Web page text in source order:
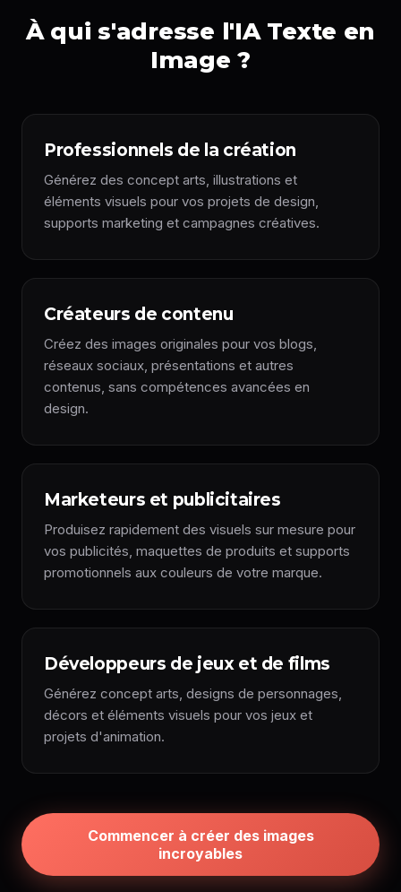
À qui s'adresse l'IA Texte en
Image ?
Professionnels de la création
Générez des concept arts, illustrations et
éléments visuels pour vos projets de design,
supports marketing et campagnes créatives.
Créateurs de contenu
Créez des images originales pour vos blogs,
réseaux sociaux, présentations et autres
contenus, sans compétences avancées en
design.
Marketeurs et publicitaires
Produisez rapidement des visuels sur mesure pour
vos publicités, maquettes de produits et supports
promotionnels aux couleurs de votre marque.
Développeurs de jeux et de films
Générez concept arts, designs de personnages,
décors et éléments visuels pour vos jeux et
projets d'animation.
Commencer à créer des images
incroyables